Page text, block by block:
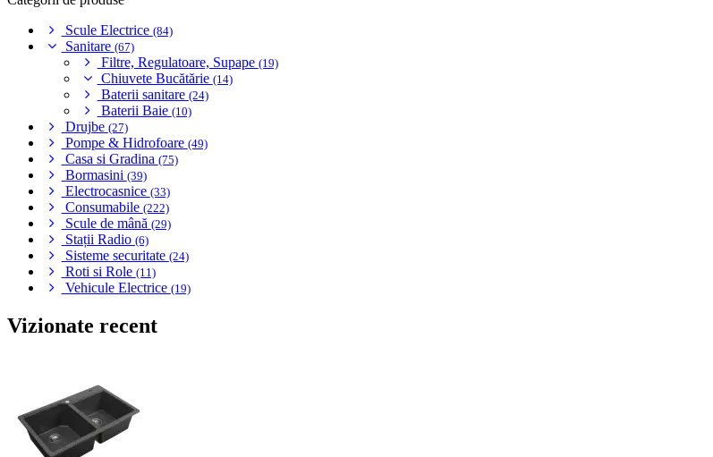
Scule Electrice (84)
Sanitare (67)
Filtre, Regulatoare, Supape (19)
Chiuvete Bucătărie (14)
Baterii sanitare (24)
Baterii Baie (10)
Drujbe (27)
Pompe & Hidrofoare (49)
Casa si Gradina (75)
Bormasini (39)
Electrocasnice (33)
Consumabile (222)
Scule de mână (29)
Stații Radio (6)
Sisteme securitate (24)
Roti si Role (11)
Vehicule Electrice (19)
Vizionate recent